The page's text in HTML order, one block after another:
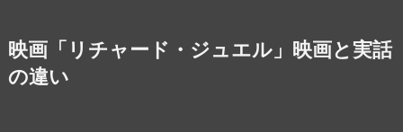
映画「リチャード・ジュエル」映画と実話
の違い